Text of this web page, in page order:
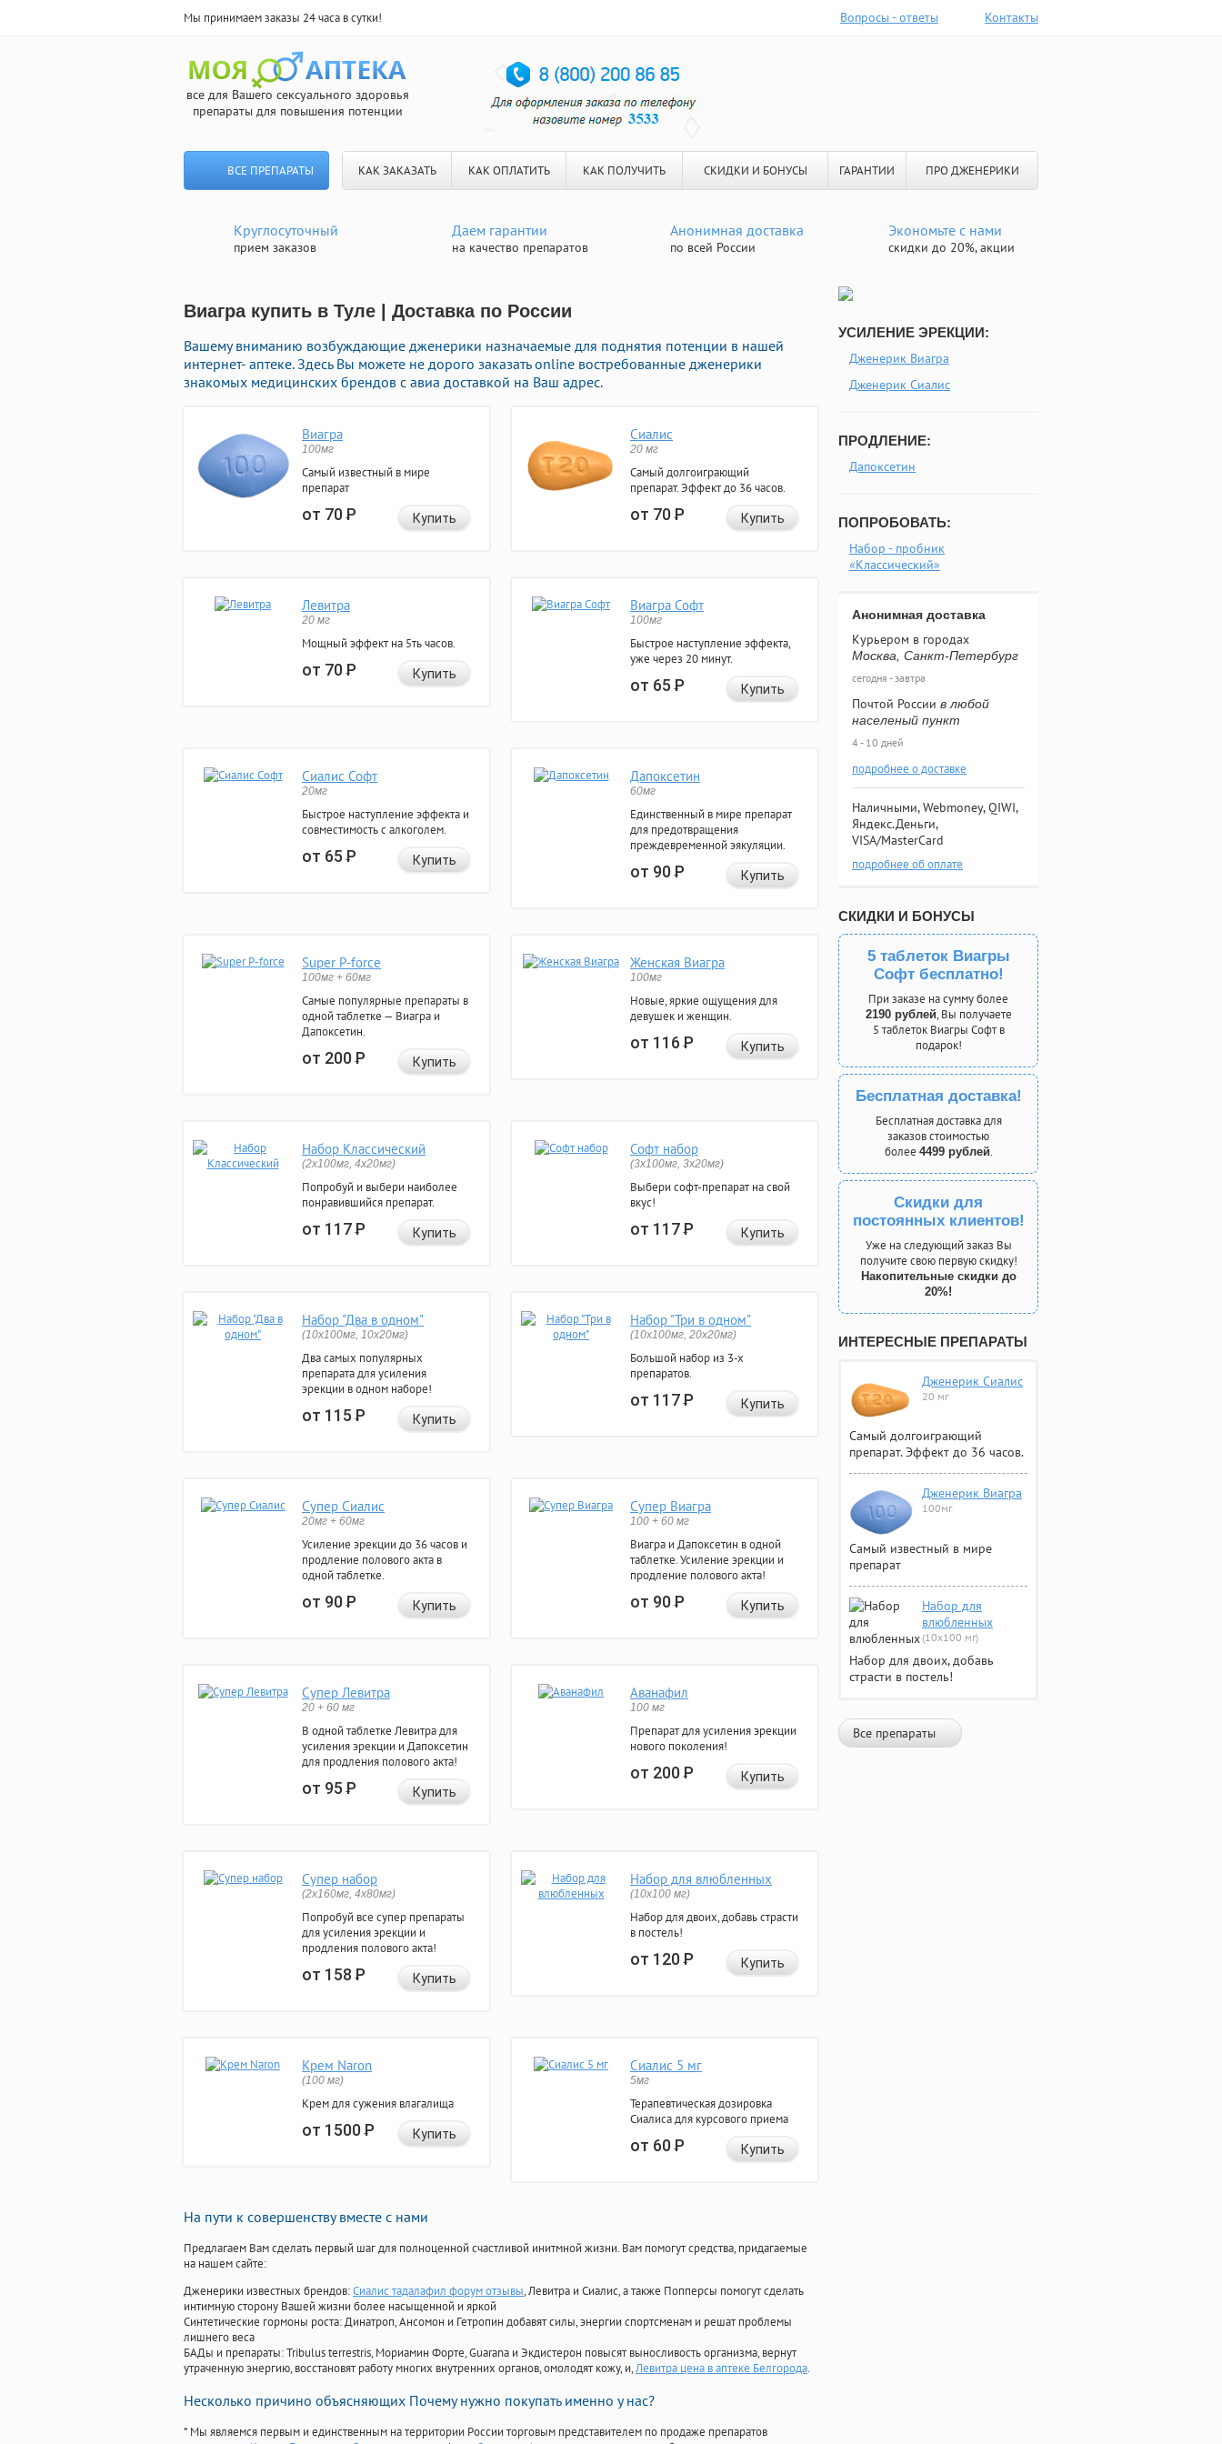
Мы принимаем заказы 24 часа в сутки! Вопросы - ответы Контакты
все для Вашего сексуального здоровья
препараты для повышения потенции
ВСЕ ПРЕПАРАТЫ КАК ЗАКАЗАТЬ КАК ОПЛАТИТЬ КАК ПОЛУЧИТЬ СКИДКИ И БОНУСЫ ГАРАНТИИ ПРО ДЖЕНЕРИКИ
Круглосуточный
прием заказов
Даем гарантии
на качество препаратов
Анонимная доставка
по всей России
Экономьте с нами
скидки до 20%, акции
Виагра купить в Туле | Доставка по России
Вашему вниманию возбуждающие дженерики назначаемые для поднятия потенции в нашей
интернет- аптеке. Здесь Вы можете не дорого заказать online востребованные дженерики
знакомых медицинских брендов с авиа доставкой на Ваш адрес.
Виагра
100мг
Самый известный в мире
препарат
от 70Р Купить
Сиалис
20 мг
Самый долгоиграющий
препарат. Эффект до 36 часов.
от 70Р Купить
Левитра
20 мг
Мощный эффект на 5ть часов.
от 70Р Купить
Виагра Софт
100мг
Быстрое наступление эффекта,
уже через 20 минут.
от 65Р Купить
Сиалис Софт
20мг
Быстрое наступление эффекта и
совместимость с алкоголем.
от 65Р Купить
Дапоксетин
60мг
Единственный в мире препарат
для предотвращения
преждевременной эякуляции.
от 90Р Купить
Super P-force
100мг + 60мг
Самые популярные препараты в
одной таблетке — Виагра и
Дапоксетин.
от 200Р Купить
Женская Виагра
100мг
Новые, яркие ощущения для
девушек и женщин.
от 116Р Купить
Набор Классический
(2x100мг, 4x20мг)
Попробуй и выбери наиболее
понравившийся препарат.
от 117Р Купить
Софт набор
(3x100мг, 3x20мг)
Выбери софт-препарат на свой
вкус!
от 117Р Купить
Набор "Два в одном"
(10x100мг, 10x20мг)
Два самых популярных
препарата для усиления
эрекции в одном наборе!
от 115Р Купить
Набор "Три в одном"
(10x100мг, 20x20мг)
Большой набор из 3-х
препаратов.
от 117Р Купить
Супер Сиалис
20мг + 60мг
Усиление эрекции до 36 часов и
продление полового акта в
одной таблетке.
от 90Р Купить
Супер Виагра
100 + 60 мг
Виагра и Дапоксетин в одной
таблетке. Усиление эрекции и
продление полового акта!
от 90Р Купить
Супер Левитра
20 + 60 мг
В одной таблетке Левитра для
усиления эрекции и Дапоксетин
для продления полового акта!
от 95Р Купить
Аванафил
100 мг
Препарат для усиления эрекции
нового поколения!
от 200Р Купить
Супер набор
(2х160мг, 4х80мг)
Попробуй все супер препараты
для усиления эрекции и
продления полового акта!
от 158Р Купить
Набор для влюбленных
(10х100 мг)
Набор для двоих, добавь страсти
в постель!
от 120Р Купить
Крем Naron
(100 мг)
Крем для сужения влагалища
от 1500Р Купить
Сиалис 5 мг
5мг
Терапевтическая дозировка
Сиалиса для курсового приема
от 60Р Купить
На пути к совершенству вместе с нами
Предлагаем Вам сделать первый шаг для полноценной счастливой инитмной жизни. Вам помогут средства, придагаемые
на нашем сайте:
Дженерики известных брендов:Сиалис тадалафил форум отзывы, Левитра и Сиалис, а также Попперсы помогут сделать
интимную сторону Вашей жизни более насыщенной и яркой
Синтетические гормоны роста: Динатроп, Ансомон и Гетропин добавят силы, энергии спортсменам и решат проблемы
лишнего веса
БАДы и препараты:Tribulus terrestris, Мориамин Форте, Guarana и Экдистерон повысят выносливость организма, вернут
утраченную энергию, восстановят работу многих внутренних органов, омолодят кожу, и,Левитра цена в аптеке Белгорода.
Несколько причино объясняющих Почему нужно покупать именно у нас?
* Мы являемся первым и единственным на территории России торговым представителем по продаже препаратов
УСИЛЕНИЕ ЭРЕКЦИИ:
Дженерик Виагра
Дженерик Сиалис
ПРОДЛЕНИЕ:
Дапоксетин
ПОПРОБОВАТЬ:
Набор - пробник
«Классический»
Анонимная доставка
Курьером в городах
Москва, Санкт-Петербург
сегодня - завтра
Почтой России в любой
населеный пункт
4 - 10 дней
подробнее о доставке
Наличными, Webmoney, QIWI,
Яндекс.Деньги,
VISA/MasterCard
подробнее об оплате
СКИДКИ И БОНУСЫ
5 таблеток Виагры
Софт бесплатно!
При заказе на сумму более
2190 рублей, Вы получаете
5 таблеток Виагры Софт в
подарок!
Бесплатная доставка!
Бесплатная доставка для
заказов стоимостью
более 4499 рублей.
Скидки для
постоянных клиентов!
Уже на следующий заказ Вы
получите свою первую скидку!
Накопительные скидки до
20%!
ИНТЕРЕСНЫЕ ПРЕПАРАТЫ
Дженерик Сиалис
20 мг
Самый долгоиграющий
препарат. Эффект до 36 часов.
Дженерик Виагра
100мг
Самый известный в мире
препарат
Набор для
влюбленных
(10х100 мг)
Набор для двоих, добавь
страсти в постель!
Все препараты